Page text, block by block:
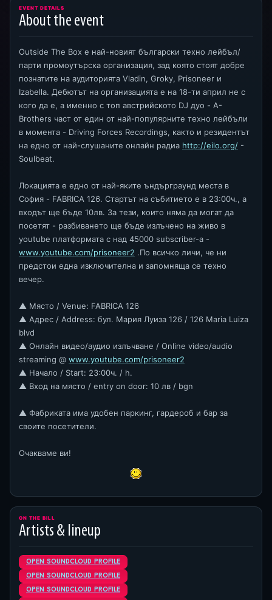
EVENT DETAILS
About the event
Outside The Box е най-новият български техно лейбъл/
парти промоутърска организация, зад която стоят добре
познатите на аудиторията Vladin, Groky, Prisoneer и
Izabella. Дебютът на организацията е на 18-ти април не с
кого да е, а именно с топ австрийското DJ дуо - A-
Brothers част от един от най-популярните техно лейбъли
в момента - Driving Forces Recordings, както и резидентът
на едно от най-слушаните онлайн радиа http://eilo.org/ -
Soulbeat.
Локацията е едно от най-яките ъндърграунд места в
София - FABRICA 126. Стартът на събитието е в 23:00ч., а
входът ще бъде 10лв. За тези, които няма да могат да
посетят - разбиването ще бъде излъчено на живо в
youtube платформата с над 45000 subscriber-а -
www.youtube.com/prisoneer2 .По всичко личи, че ни
предстои една изключителна и запомняща се техно
вечер.
▲ Място / Venue: FABRICA 126
▲ Адрес / Address: бул. Мария Луиза 126 / 126 Maria Luiza
blvd
▲ Онлайн видео/аудио излъчване / Online video/audio
streaming @ www.youtube.com/prisoneer2
▲ Начало / Start: 23:00ч. / h.
▲ Вход на място / entry on door: 10 лв / bgn
▲ Фабриката има удобен паркинг, гардероб и бар за
своите посетители.
Очакваме ви!
ON THE BILL
Artists & lineup
open soundcloud profile
open soundcloud profile
open soundcloud profile